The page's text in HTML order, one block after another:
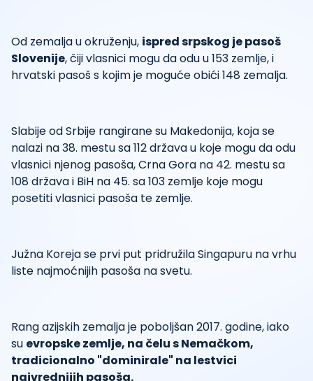
Od zemalja u okruženju, ispred srpskog je pasoš
Slovenije, čiji vlasnici mogu da odu u 153 zemlje, i
hrvatski pasoš s kojim je moguće obići 148 zemalja.
Slabije od Srbije rangirane su Makedonija, koja se
nalazi na 38. mestu sa 112 država u koje mogu da odu
vlasnici njenog pasoša, Crna Gora na 42. mestu sa
108 država i BiH na 45. sa 103 zemlje koje mogu
posetiti vlasnici pasoša te zemlje.
Južna Koreja se prvi put pridružila Singapuru na vrhu
liste najmoćnijih pasoša na svetu.
Rang azijskih zemalja je poboljšan 2017. godine, iako
su evropske zemlje, na čelu s Nemačkom,
tradicionalno "dominirale" na lestvici
najvrednijih pasoša.